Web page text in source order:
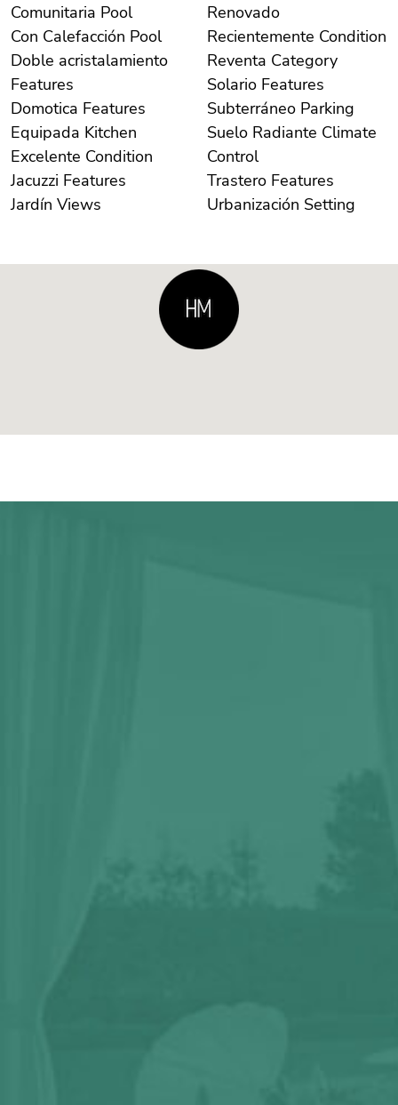
Comunitaria Pool
Con Calefacción Pool
Doble acristalamiento
Features
Domotica Features
Equipada Kitchen
Excelente Condition
Jacuzzi Features
Jardín Views
Renovado
Recientemente Condition
Reventa Category
Solario Features
Subterráneo Parking
Suelo Radiante Climate
Control
Trastero Features
Urbanización Setting